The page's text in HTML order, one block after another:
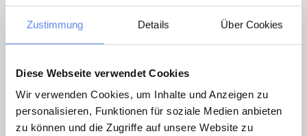
Zustimmung Details Über Cookies
Diese Webseite verwendet Cookies
Wir verwenden Cookies, um Inhalte und Anzeigen zu
personalisieren, Funktionen für soziale Medien anbieten
zu können und die Zugriffe auf unsere Website zu
xxx - hier kommt eine kleine Auswahl für euch.
mælk-mällk- Milch
brød-bröö∂- Brot -> -> ->
vin-wiin- Wein
vand
- Wasser
to is -tou iiß- zwei Eis